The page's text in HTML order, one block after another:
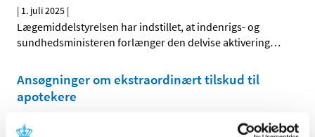
| 1. juli 2025 |
Lægemiddelstyrelsen har indstillet, at indenrigs- og
sundhedsministeren forlænger den delvise aktivering…
Ansøgninger om ekstraordinært tilskud til
apotekere
Lægemiddelstyrelsen indkalder hermed ansøgninger til